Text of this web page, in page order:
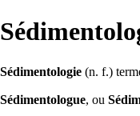
Sédimentologie (n. f.)
Sédimentologue, ou